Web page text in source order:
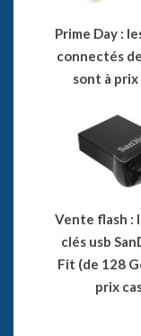
Prime Day :
connectés
sont à
Vente flash :
clés usb
Fit (de 128
prix